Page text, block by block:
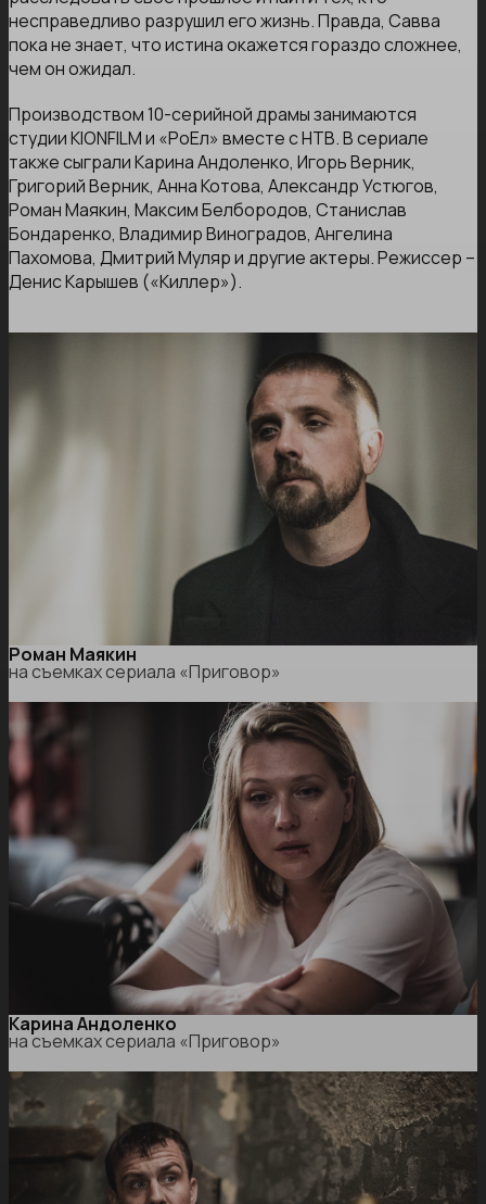
несправедливо разрушил его жизнь. Правда, Савва
пока не знает, что истина окажется гораздо сложнее,
чем он ожидал.
Производством 10-серийной драмы занимаются
студии KIONFILM и «РоЕл» вместе с НТВ. В сериале
также сыграли Карина Андоленко, Игорь Верник,
Григорий Верник, Анна Котова, Александр Устюгов,
Роман Маякин, Максим Белбородов, Станислав
Бондаренко, Владимир Виноградов, Ангелина
Пахомова, Дмитрий Муляр и другие актеры. Режиссер –
Денис Карышев («Киллер»).
Роман Маякин
на съемках сериала «Приговор»
Карина Андоленко
на съемках сериала «Приговор»